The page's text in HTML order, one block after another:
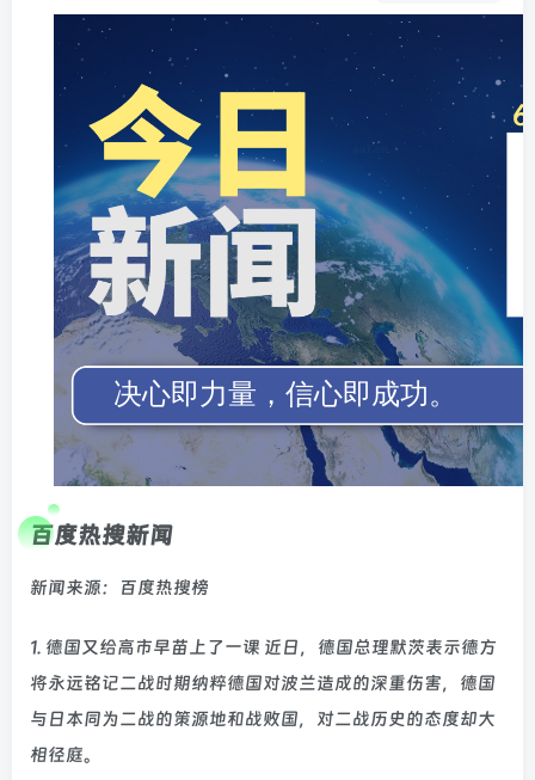
百度热搜新闻
新闻来源：百度热搜榜
1. 德国又给高市早苗上了一课 近日，德国总理默茨表示德方
将永远铭记二战时期纳粹德国对波兰造成的深重伤害，德国
与日本同为二战的策源地和战败国，对二战历史的态度却大
相径庭。